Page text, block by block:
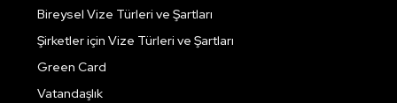
Bireysel Vize Türleri ve Şartları
Şirketler için Vize Türleri ve Şartları
Green Card
Vatandaşlık